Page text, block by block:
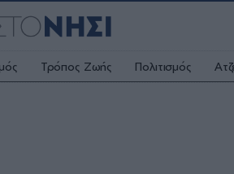
Τρόπος Ζωής Πολιτισμός